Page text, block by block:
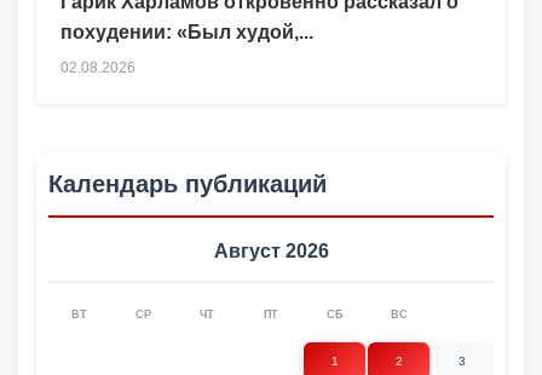
похудении: «Был худой,...
02.08.2026
Календарь публикаций
Август 2026
ВТ СР ЧТ ПТ СБ ВС
1 2 3